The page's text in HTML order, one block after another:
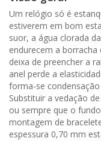
Um relógio só é
estiverem em bom
suor, a água clorada
endurecem a
deixa de preencher a
anel perde a
forma-se
Substituir a vedação
ou sempre que o
montagem de
espessura 0,70 mm